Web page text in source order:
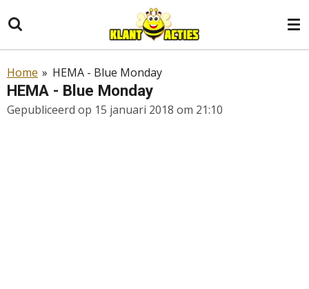
direct
naar
hoofdinhoud
Home » HEMA - Blue Monday
HEMA - Blue Monday
Gepubliceerd op 15 januari 2018 om 21:10